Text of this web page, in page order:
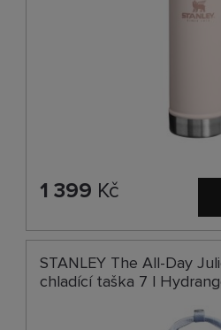
1 399 Kč
STANLEY The All-Day
chladící taška 7 l